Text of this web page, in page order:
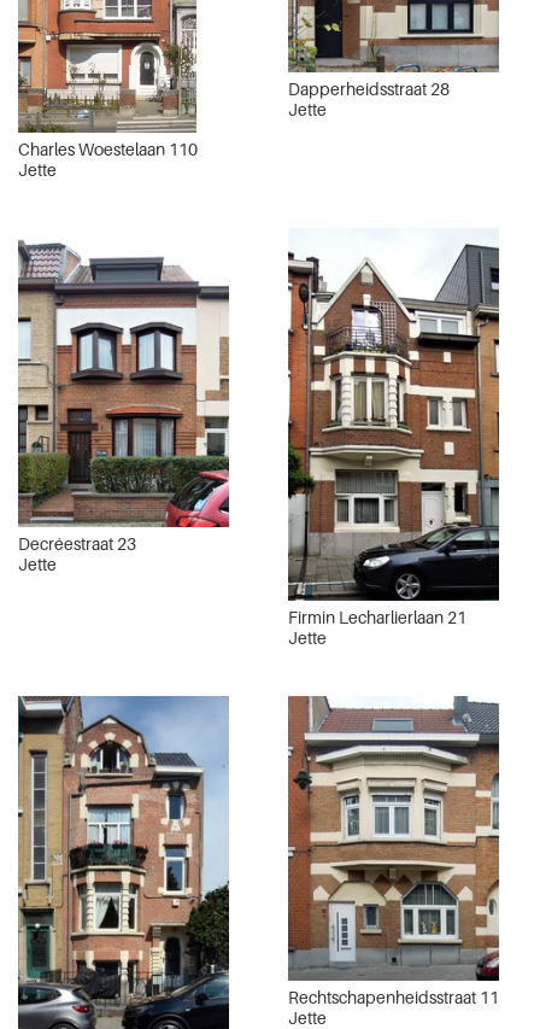
Charles Woestelaan 110
Jette
Dapperheidsstraat 28
Jette
Decréestraat 23
Jette
Firmin Lecharlierlaan 21
Jette
Rechtschapenheidsstraat 11
Jette